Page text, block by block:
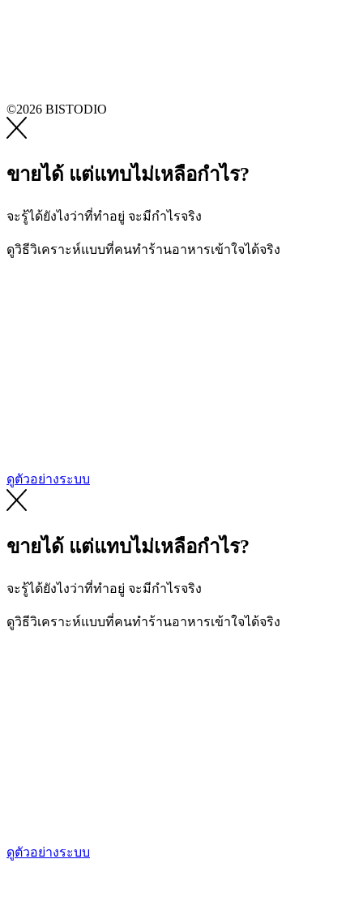
©2026 BISTODIO
ขายได้ แต่แทบไม่เหลือกำไร?
จะรู้ได้ยังไงว่าที่ทำอยู่ จะมีกำไรจริง
ดูวิธีวิเคราะห์แบบที่คนทำร้านอาหารเข้าใจได้จริง
ดูตัวอย่างระบบ
ขายได้ แต่แทบไม่เหลือกำไร?
จะรู้ได้ยังไงว่าที่ทำอยู่ จะมีกำไรจริง
ดูวิธีวิเคราะห์แบบที่คนทำร้านอาหารเข้าใจได้จริง
ดูตัวอย่างระบบ